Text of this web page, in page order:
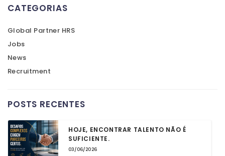
CATEGORIAS
Global Partner HRS
Jobs
News
Recruitment
POSTS RECENTES
HOJE, ENCONTRAR TALENTO NÃO É
SUFICIENTE.
03/06/2026